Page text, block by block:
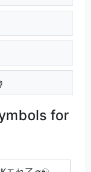
for